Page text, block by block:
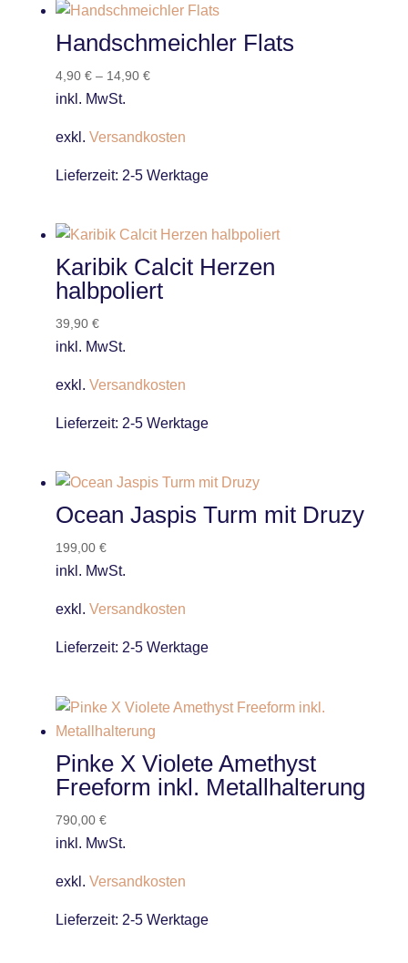
Handschmeichler Flats
4,90 €– 14,90 €
inkl. MwSt.
exkl. Versandkosten
Lieferzeit: 2-5 Werktage
Karibik Calcit Herzen
halbpoliert
39,90 €
inkl. MwSt.
exkl. Versandkosten
Lieferzeit: 2-5 Werktage
Ocean Jaspis Turm mit Druzy
199,00 €
inkl. MwSt.
exkl. Versandkosten
Lieferzeit: 2-5 Werktage
Pinke X Violete Amethyst
Freeform inkl. Metallhalterung
790,00 €
inkl. MwSt.
exkl. Versandkosten
Lieferzeit: 2-5 Werktage